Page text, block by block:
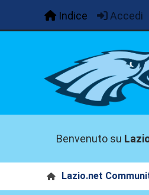
Indice Accedi
Benvenuto su
Lazio.net